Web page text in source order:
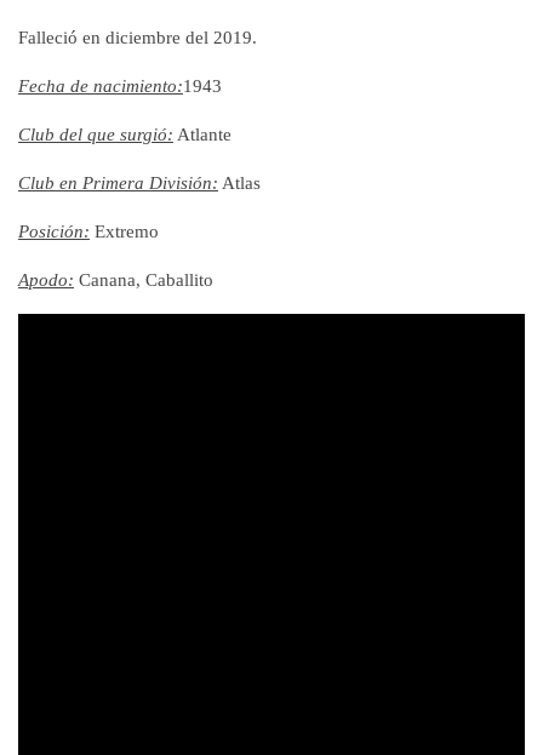
Falleció en diciembre del 2019.
Fecha de nacimiento:1943
Club del que surgió: Atlante
Club en Primera División: Atlas
Posición: Extremo
Apodo: Canana, Caballito